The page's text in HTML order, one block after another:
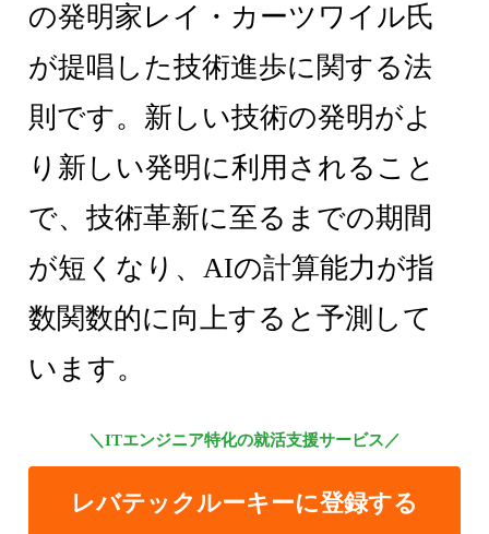
の発明家レイ・カーツワイル氏
が提唱した技術進歩に関する法
則です。新しい技術の発明がよ
り新しい発明に利用されること
で、技術革新に至るまでの期間
が短くなり、AIの計算能力が指
数関数的に向上すると予測して
います。
＼ITエンジニア特化の就活支援サービス／
レバテックルーキーに登録する